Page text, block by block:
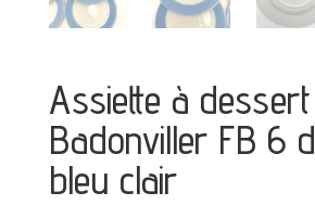
Assiette à dessert
Badonviller FB 6
bleu clair